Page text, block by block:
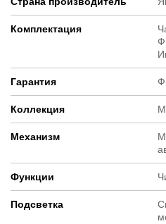
Комплектация
Гарантия
Коллекция
Механизм
Функции
Подсветка